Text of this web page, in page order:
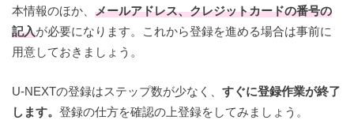
本情報のほか、 メールアドレス、クレジットカードの番号の
記入が必要になります。これから登録を進める場合は事前に
用意しておきましょう。
U-NEXTの登録はステップ数が少なく、 すぐに登録作業が終了
します。 登録の仕方を確認の上登録をしてみましょう。